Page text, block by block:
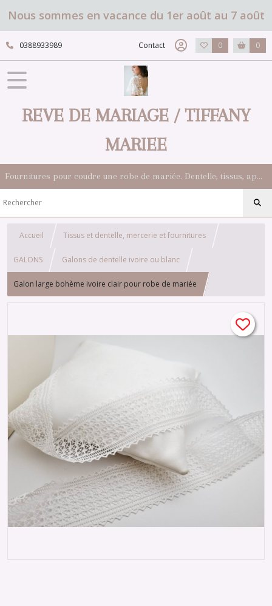
Nous sommes en vacance du 1er août au 7 août
0388933989 Contact 0 0
REVE DE MARIAGE / TIFFANY
MARIEE
Fournitures pour coudre une robe de mariée. Dentelle, tissus, appliqués, galons, boutons. Robes et accessoires pour la mariée.
Accueil Tissus et dentelle, mercerie et fournitures
GALONS Galons de dentelle ivoire ou blanc
Galon large bohème ivoire clair pour robe de mariée